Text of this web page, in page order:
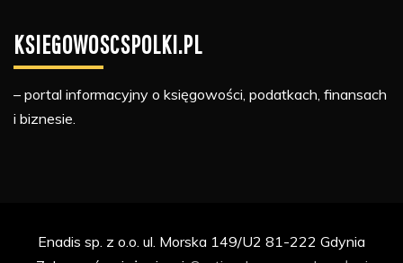
KSIEGOWOSCSPOLKI.PL
– portal informacyjny o księgowości, podatkach, finansach
i biznesie.
Enadis sp. z o.o. ul. Morska 149/U2 81-222 Gdynia